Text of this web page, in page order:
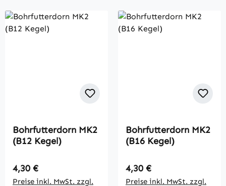
Bohrfutterdorn MK2
(B12 Kegel)
Regulärer Preis:
4,30 €
Preise inkl. MwSt. zzgl.
Bohrfutterdorn MK2
(B16 Kegel)
Regulärer Preis:
4,30 €
Preise inkl. MwSt. zzgl.